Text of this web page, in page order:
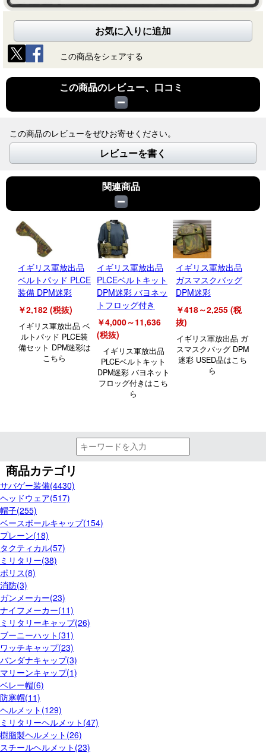
お気に入りに追加
この商品をシェアする
この商品のレビュー、口コミ
この商品のレビューをぜひお寄せください。
レビューを書く
関連商品
イギリス軍放出品
ベルトパッド PLCE
装備 DPM迷彩
￥2,182 (税抜)
イギリス軍放出品 ベ
ルトパッド PLCE装
備セット DPM迷彩は
こちら
イギリス軍放出品
PLCEベルトキット
DPM迷彩 バヨネッ
トフロッグ付き
￥4,000～11,636
(税抜)
イギリス軍放出品
PLCEベルトキット
DPM迷彩 バヨネット
フロッグ付きはこち
ら
イギリス軍放出品
ガスマスクバッグ
DPM迷彩
￥418～2,255 (税
抜)
イギリス軍放出品 ガ
スマスクバッグ DPM
迷彩 USED品はこち
ら
商品カテゴリ
サバゲー装備(4430)
ヘッドウェア(517)
帽子(255)
ベースボールキャップ(154)
プレーン(18)
タクティカル(57)
ミリタリー(38)
ポリス(8)
消防(3)
ガンメーカー(23)
ナイフメーカー(11)
ミリタリーキャップ(26)
ブーニーハット(31)
ワッチキャップ(23)
バンダナキャップ(3)
マリーンキャップ(1)
ベレー帽(6)
防寒帽(11)
ヘルメット(129)
ミリタリーヘルメット(47)
樹脂製ヘルメット(26)
スチールヘルメット(23)